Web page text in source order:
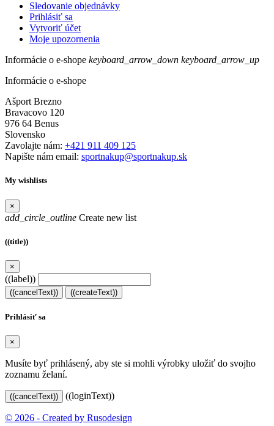
Sledovanie objednávky
Prihlásiť sa
Vytvoriť účet
Moje upozornenia
Informácie o e-shope keyboard_arrow_down keyboard_arrow_up
Informácie o e-shope
Ašport Brezno
Bravacovo 120
976 64 Benus
Slovensko
Zavolajte nám: +421 911 409 125
Napište nám email: sportnakup@sportnakup.sk
My wishlists
×
add_circle_outline Create new list
((title))
×
((label))
((cancelText)) ((createText))
Prihlásiť sa
×
Musíte byť prihlásený, aby ste si mohli výrobky uložiť do svojho
zoznamu želaní.
((cancelText)) ((loginText))
© 2026 - Created by Rusodesign